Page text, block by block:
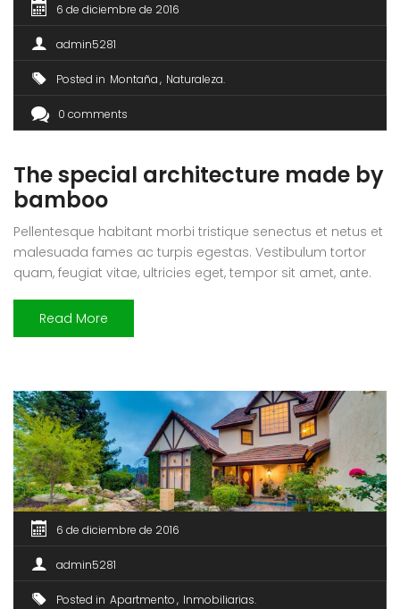
6 de diciembre de 2016
admin5281
Posted in Montaña Naturaleza
0 comments
The special architecture made by
bamboo
Pellentesque habitant morbi tristique senectus et netus et
malesuada fames ac turpis egestas. Vestibulum tortor
quam, feugiat vitae, ultricies eget, tempor sit amet, ante.
ultricies mi vitae est. Mauris placerat eleifend leo.
Read More
6 de diciembre de 2016
admin5281
Posted in Apartmento Inmobiliarias